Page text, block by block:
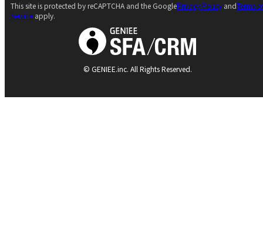
© GENIEE.inc. All Rights Reserved.
This site is protected by reCAPTCHA and the GooglePrivacy Policy andTerms
Service apply.